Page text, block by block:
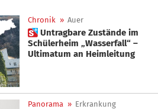
Chronik » Auer
 Untragbare Zustände im
Schülerheim „Wasserfall“ –
Ultimatum an Heimleitung
Panorama » Erkrankung